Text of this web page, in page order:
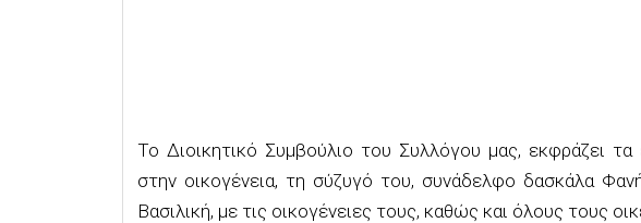
Το Διοικητικό Συμβούλιο του Συλλόγου μας, εκφράζει τα
στην οικογένεια, τη σύζυγό του, συνάδελφο δασκάλα
Βασιλική, με τις οικογένειες τους, καθώς και όλους τους